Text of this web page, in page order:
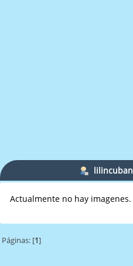
lilincuban
Actualmente no hay imagenes.
Páginas: [1]